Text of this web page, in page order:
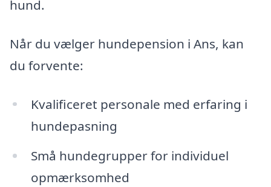
hund.
Når du vælger hundepension i Ans, kan
du forvente:
Kvalificeret personale med erfaring i
hundepasning
Små hundegrupper for individuel
opmærksomhed